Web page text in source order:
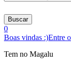
Buscar
0
Boas vindas :)Entre
Tem no Magalu